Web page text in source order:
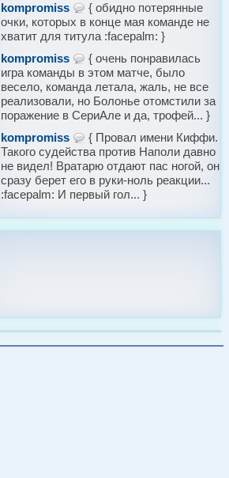
kompromiss
{ обидно потерянные
очки, которых в конце мая команде не
хватит для титула :facepalm: }
kompromiss
{ очень понравилась
игра команды в этом матче, было
весело, команда летала, жаль, не все
реализовали, но Болонье отомстили за
поражение в СериАле и да, трофей... }
kompromiss
{ Провал имени Киффи.
Такого судейства против Наполи давно
не видел! Вратарю отдают пас ногой, он
сразу берет его в руки-ноль реакции...
:facepalm: И первый гол... }